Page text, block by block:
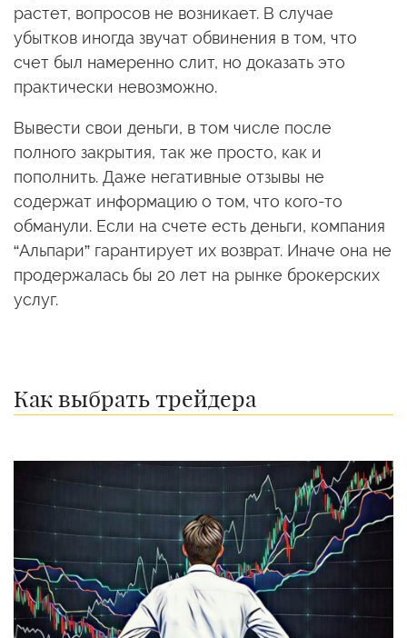
растет, вопросов не возникает. В случае
убытков иногда звучат обвинения в том, что
счет был намеренно слит, но доказать это
практически невозможно.
Вывести свои деньги, в том числе после
полного закрытия, так же просто, как и
пополнить. Даже негативные отзывы не
содержат информацию о том, что кого-то
обманули. Если на счете есть деньги, компания
“Альпари” гарантирует их возврат. Иначе она не
продержалась бы 20 лет на рынке брокерских
услуг.
Как выбрать трейдера